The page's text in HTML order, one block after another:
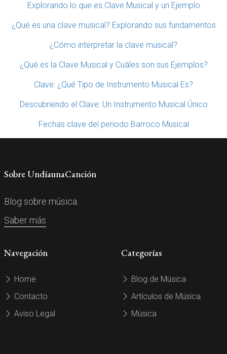
Explorando lo que es Clave Musical y un Ejemplo
¿Qué es una clave musical? Explorando sus fundamentos
¿Cómo interpretar la clave musical?
¿Qué es la Clave Musical y Cuáles son sus Ejemplos?
Clave: ¿Qué Tipo de Instrumento Musical Es?
Descubriendo el Clave: Un Instrumento Musical Único
Fechas clave del periodo Barroco Musical
Sobre UndíaunaCanción
Blog sobre música.
Saber más
Navegación
Home
Contacto
Aviso Legal
Categorías
Blog de Música
Artículos de Música
Música